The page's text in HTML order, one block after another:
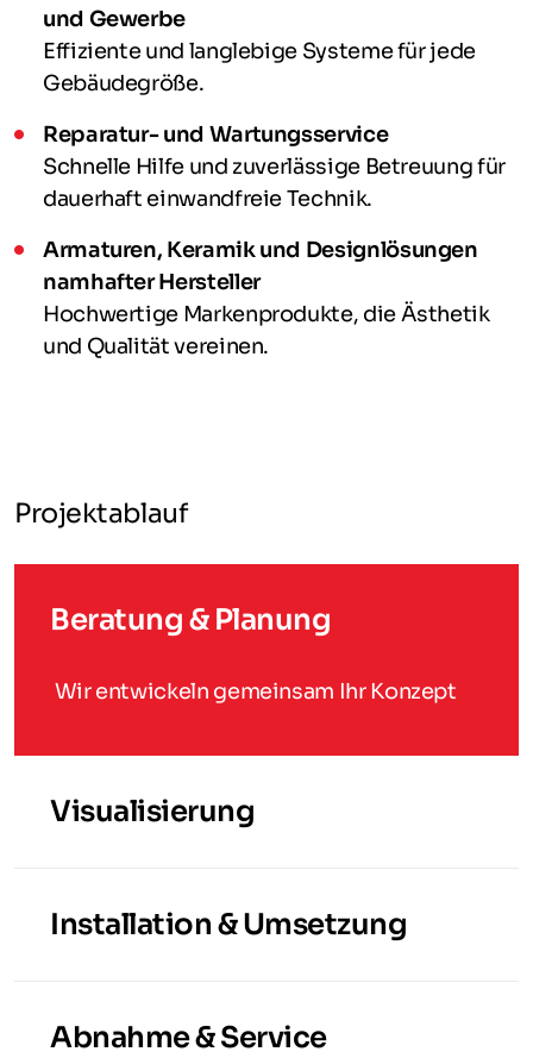
und Gewerbe
Effiziente und langlebige Systeme für jede
Gebäudegröße.
Reparatur- und Wartungsservice
Schnelle Hilfe und zuverlässige Betreuung für
dauerhaft einwandfreie Technik.
Armaturen, Keramik und Designlösungen
namhafter Hersteller
Hochwertige Markenprodukte, die Ästhetik
und Qualität vereinen.
Projektablauf
Beratung & Planung
Wir entwickeln gemeinsam Ihr Konzept
Visualisierung
Installation & Umsetzung
Abnahme & Service